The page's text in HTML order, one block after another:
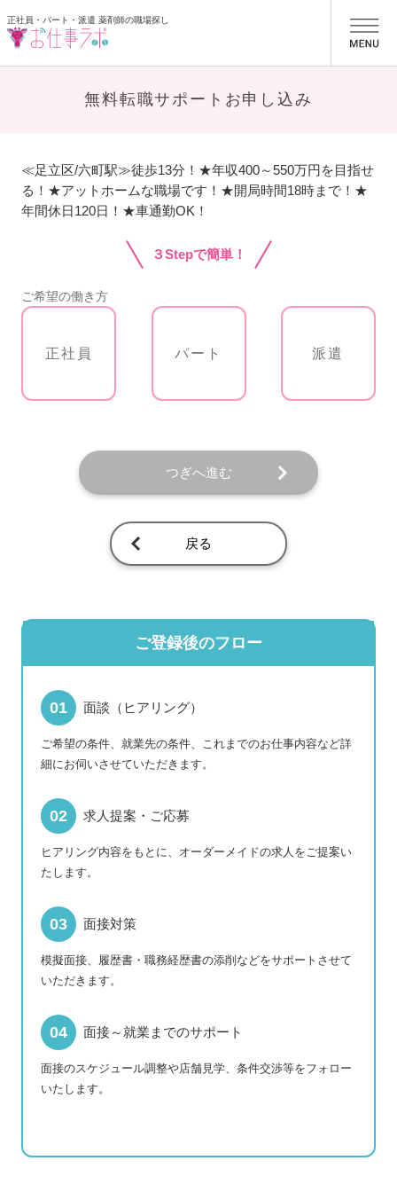
正社員・パート・派遣 薬剤師の職場探し
無料転職サポートお申し込み
≪足立区/六町駅≫徒歩13分！★年収400～550万円を目指せ
る！★アットホームな職場です！★開局時間18時まで！★
年間休日120日！★車通勤OK！
３Stepで簡単！
ご希望の働き方
正社員 パート 派遣
つぎへ進む
戻る
ご登録後のフロー
面談（ヒアリング）
ご希望の条件、就業先の条件、これまでのお仕事内容など詳
細にお伺いさせていただきます。
求人提案・ご応募
ヒアリング内容をもとに、オーダーメイドの求人をご提案い
たします。
面接対策
模擬面接、履歴書・職務経歴書の添削などをサポートさせて
いただきます。
面接～就業までのサポート
面接のスケジュール調整や店舗見学、条件交渉等をフォロー
いたします。